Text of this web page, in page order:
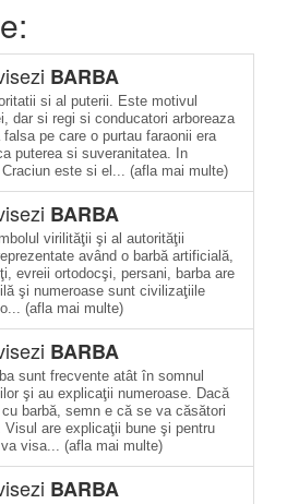
BARBA
si al puterii. Este motivul
dar si regi si conducatori arboreaza
pe care o purtau faraonii era
puterea si suveranitatea. In
este si el... (afla mai multe)
BARBA
virilităţii şi al autorităţii
având o barbă artificială,
evreii ortodocşi, persani, barba are
şi numeroase sunt civilizaţiile
(afla mai multe)
BARBA
sunt frecvente atât în somnul
şi au explicaţii numeroase. Dacă
barbă, semn e că se va căsători
are explicaţii bune şi pentru
visa... (afla mai multe)
BARBA